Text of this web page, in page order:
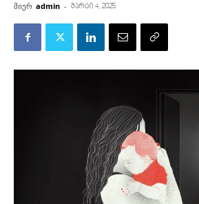
მიერ admin - მარტი 4, 2025